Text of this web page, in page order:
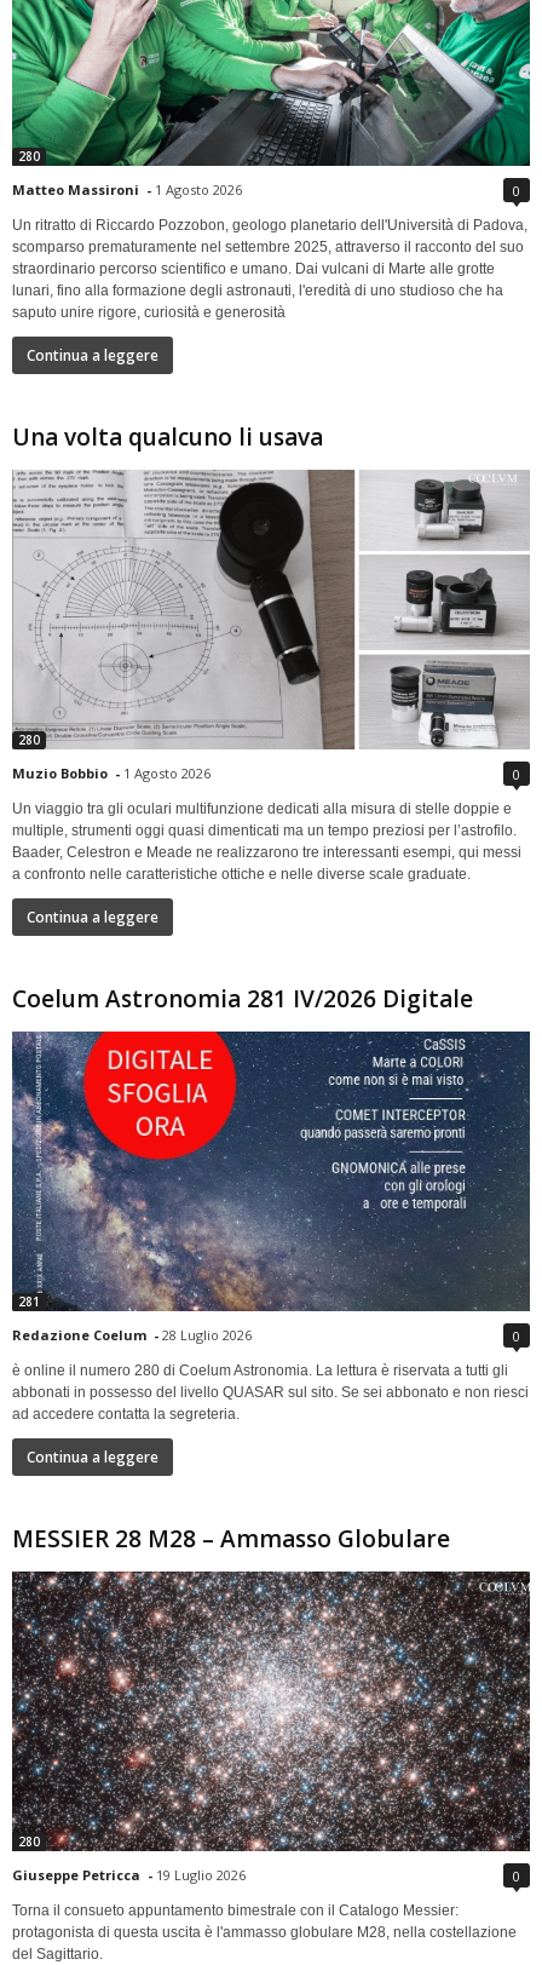
280
Matteo Massironi - 1 Agosto 2026 0
Un ritratto di Riccardo Pozzobon, geologo planetario dell'Università di Padova,
scomparso prematuramente nel settembre 2025, attraverso il racconto del suo
straordinario percorso scientifico e umano. Dai vulcani di Marte alle grotte
lunari, fino alla formazione degli astronauti, l'eredità di uno studioso che ha
saputo unire rigore, curiosità e generosità
Continua a leggere
Una volta qualcuno li usava
280
Muzio Bobbio - 1 Agosto 2026 0
Un viaggio tra gli oculari multifunzione dedicati alla misura di stelle doppie e
multiple, strumenti oggi quasi dimenticati ma un tempo preziosi per l’astrofilo.
Baader, Celestron e Meade ne realizzarono tre interessanti esempi, qui messi
a confronto nelle caratteristiche ottiche e nelle diverse scale graduate.
Continua a leggere
Coelum Astronomia 281 IV/2026 Digitale
281
Redazione Coelum - 28 Luglio 2026 0
è online il numero 280 di Coelum Astronomia. La lettura è riservata a tutti gli
abbonati in possesso del livello QUASAR sul sito. Se sei abbonato e non riesci
ad accedere contatta la segreteria.
Continua a leggere
MESSIER 28 M28 – Ammasso Globulare
280
Giuseppe Petricca - 19 Luglio 2026 0
Torna il consueto appuntamento bimestrale con il Catalogo Messier:
protagonista di questa uscita è l'ammasso globulare M28, nella costellazione
del Sagittario.